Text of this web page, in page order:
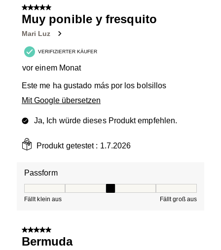
5 von 5 Sternen.
Muy ponible y fresquito
Mari Luz
VERIFIZIERTER KÄUFER
vor einem Monat
Este me ha gustado más por los bolsillos
Mit Google übersetzen
Ja, Ich würde dieses Produkt empfehlen.
Produkt getestet : 1.7.2026
Passform
Fällt klein aus Fällt groß aus
5 von 5 Sternen.
Bermuda